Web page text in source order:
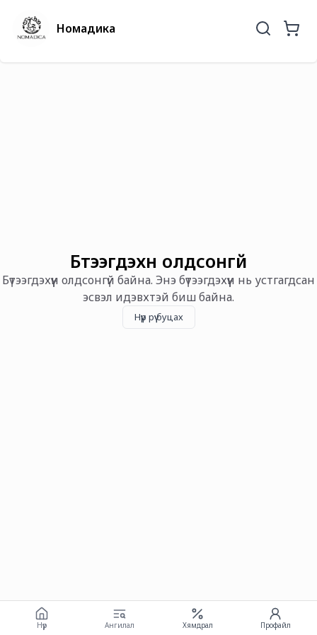
Номадика
Бүтээгдэхүүн олдсонгүй
Бүтээгдэхүүн олдсонгүй байна. Энэ бүтээгдэхүүн нь устгагдсан
эсвэл идэвхтэй биш байна.
Нүүр рүү буцах
Нүүр Ангилал Хямдрал Профайл